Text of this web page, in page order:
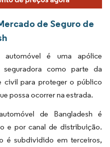
de Seguro de
é uma apólice
como parte da
civil para proteger o público
possa ocorrer na estrada.
de Bangladesh é
e por canal de distribuição.
é subdividido em terceiros,